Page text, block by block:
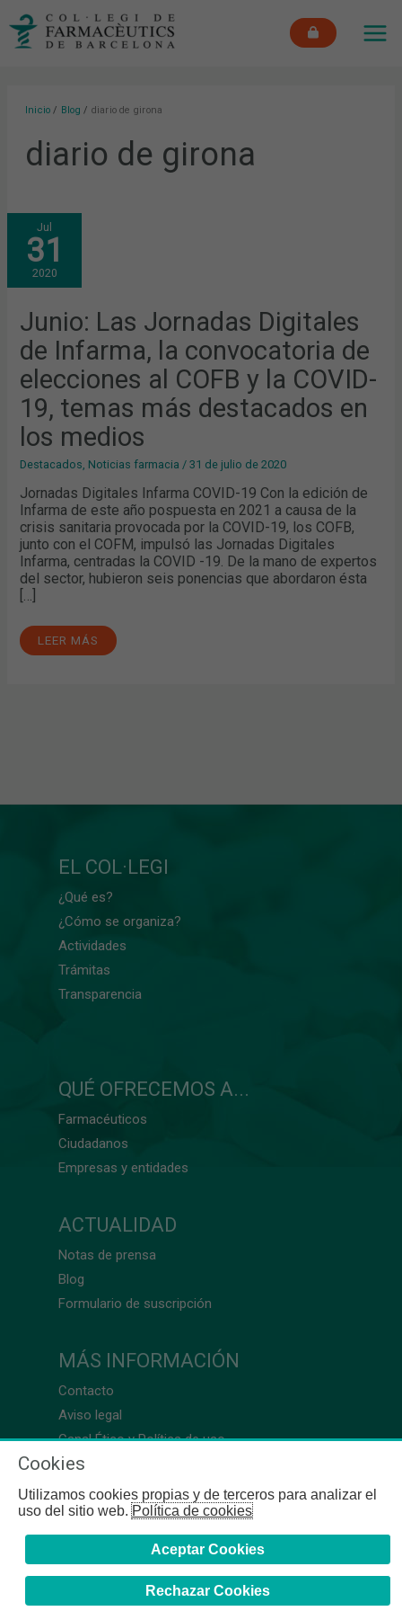
Inicio Blog diario de girona
diario de girona
Jul
31
2020
Junio: Las Jornadas Digitales
de Infarma, la convocatoria de
elecciones al COFB y la COVID-
19, temas más destacados en
los medios
Destacados Noticias farmacia /31 de julio de 2020
Jornadas Digitales Infarma COVID-19 Con la edición de
Infarma de este año pospuesta en 2021 a causa de la
crisis sanitaria provocada por la COVID-19, los COFB,
junto con el COFM, impulsó las Jornadas Digitales
Infarma, centradas la COVID -19. De la mano de expertos
del sector, hubieron seis ponencias que abordaron ésta
JUNIO:
LAS
JORNADAS
DIGITALES
DE
INFARMA,
LA
ELECCIONES
AL
COFB
Y
LA
COVID-
19,
TEMAS
MÁS
DESTACADOS
EN
MEDIOS
LEER MÁS
EL COL·LEGI
¿Qué es?
¿Cómo se organiza?
Actividades
Trámitas
Transparencia
QUÉ OFRECEMOS A...
Farmacéuticos
Ciudadanos
Empresas y entidades
ACTUALIDAD
Notas de prensa
Blog
Formulario de suscripción
MÁS INFORMACIÓN
Contacto
Aviso legal
Canal Ético y Política de uso
Cookies
Utilizamos cookies propias y de terceros para analizar el
uso del sitio web.Política de cookies
Aceptar Cookies
Rechazar Cookies